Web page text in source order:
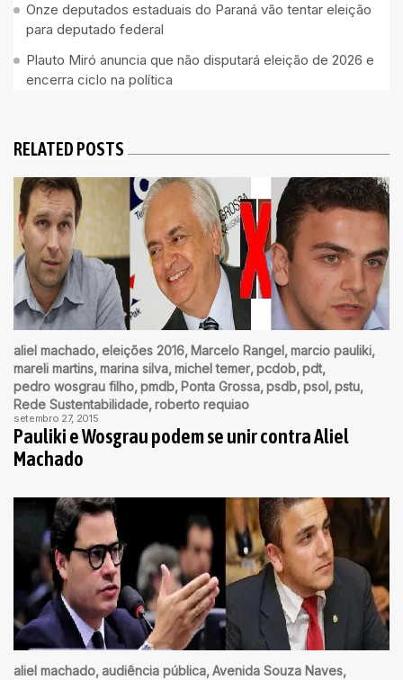
Onze deputados estaduais do Paraná vão tentar eleição
para deputado federal
Plauto Miró anuncia que não disputará eleição de 2026 e
encerra ciclo na política
RELATED POSTS
aliel machado eleições 2016 Marcelo Rangel marcio pauliki
mareli martins marina silva michel temer pcdob pdt
pedro wosgrau filho pmdb Ponta Grossa psdb psol pstu
Rede Sustentabilidade roberto requiao
setembro 27, 2015
Pauliki e Wosgrau podem se unir contra Aliel
Machado
aliel machado audiência pública Avenida Souza Naves